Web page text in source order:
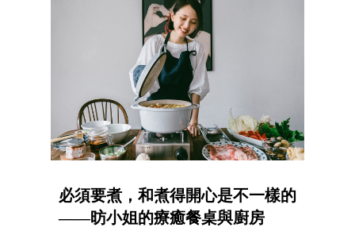
必須要煮，和煮得開心是不一樣的
——昉小姐的療癒餐桌與廚房